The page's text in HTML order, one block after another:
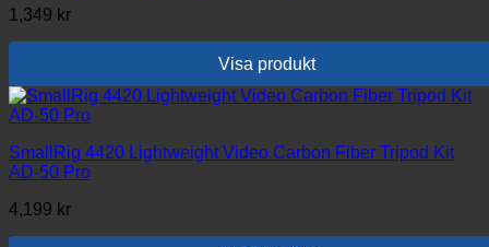
1,349 kr
Visa produkt
SmallRig 4420 Lightweight Video Carbon Fiber Tripod Kit
AD-50 Pro
4,199 kr